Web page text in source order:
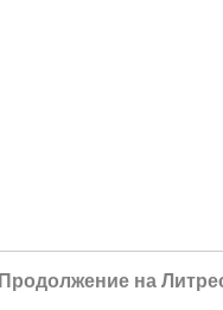
Продолжение на